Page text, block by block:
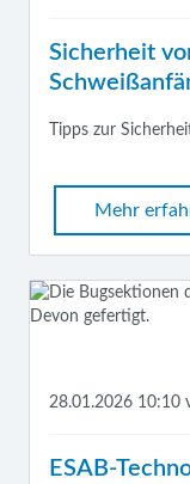
Sicherheit
Tipps zur
Mehr
28.01.2026 10:10
ESAB-